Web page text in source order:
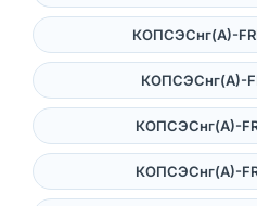
КОПСЭСнг(А)-
КОПСЭСнг(А)-
КОПСЭСнг(А)-
КОПСЭСнг(А)-